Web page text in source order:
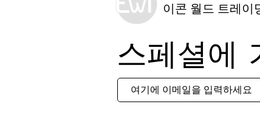
이콘 월드 트레이
스페셜에